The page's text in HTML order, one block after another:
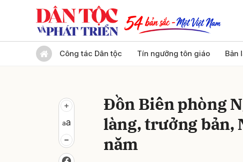
Công tác Dân tộc Tín ngưỡng tôn giáo Bản
Đồn Biên phòng
làng, trưởng bản,
năm
Gửi